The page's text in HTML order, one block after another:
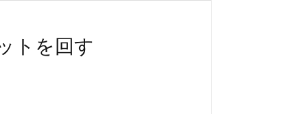
トを回す